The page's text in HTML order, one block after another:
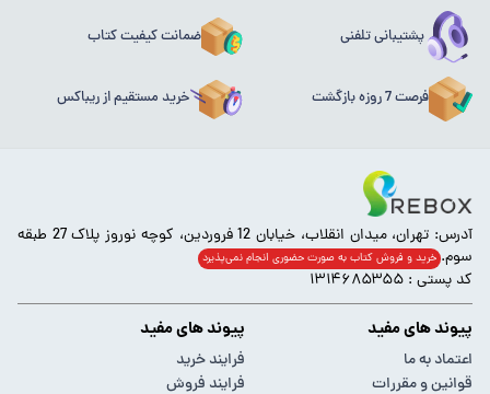
پشتیبانی تلفنی ضمانت کیفیت کتاب
فرصت 7 روزه بازگشت خرید مستقیم از ریباکس
آدرس: تهران، میدان انقلاب، خیابان 12 فروردین، کوچه نوروز پلاک 27 طبقه
سوم. خرید و فروش کتاب به صورت حضوری انجام‌ نمی‌پذیرد
کد پستی : ۱۳۱۴۶۸۵۳۵۵
پیوند های مفید
اعتماد به ما
قوانین و مقررات
پیوند های مفید
فرایند خرید
فرایند فروش